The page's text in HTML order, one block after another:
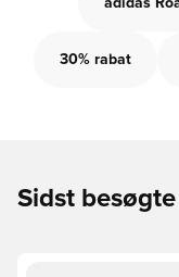
adidas
30% rabat
Sidst